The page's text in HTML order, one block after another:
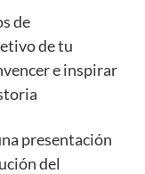
de
de tu
e inspirar
presentación
del